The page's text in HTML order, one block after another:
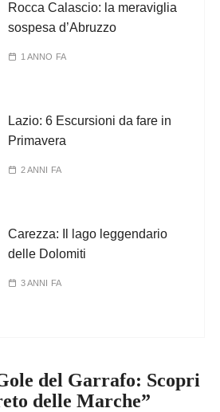
Rocca Calascio: la meraviglia
sospesa d’Abruzzo
1 ANNO FA
Lazio: 6 Escursioni da fare in
Primavera
2 ANNI FA
Carezza: Il lago leggendario
delle Dolomiti
3 ANNI FA
del Garrafo: Scopri
delle Marche”